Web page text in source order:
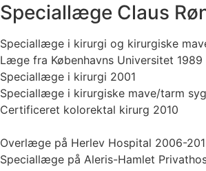
Speciallæge Claus
Speciallæge i kirurgi og kirurgiske
Læge fra Københavns Universitet 1989
Speciallæge i kirurgi 2001
Speciallæge i kirurgiske mave/tarm
Certificeret kolorektal kirurg 2010
Overlæge på Herlev Hospital 2006-
Speciallæge på Aleris-Hamlet